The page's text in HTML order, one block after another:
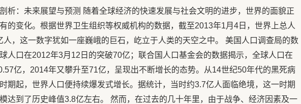
析：未来展望与预测 随着全球经济的快速发展与社会文明的进步，世界的面貌正
的变化。根据世界卫生组织等权威机构的数据，截至2013年1月4日，世界上总人
人，这一数字犹如一座巍峨的巨石，屹立于人类的天空之中。 美国人口调查局的数
人口在2012年3月12日的突破70亿；联合国人口基金会的数据揭示，全球人口在
亿，2014年又攀升至71亿，呈现出不断增长的态势。从14世纪50年代的黑死病
期起，世界人口便持续爆发式增长。据统计，当时约3.7亿人面临绝境，这一时期
达到了历史峰值3.8亿左右。 然而，在过去的几十年里，由于战争、经济因素及一